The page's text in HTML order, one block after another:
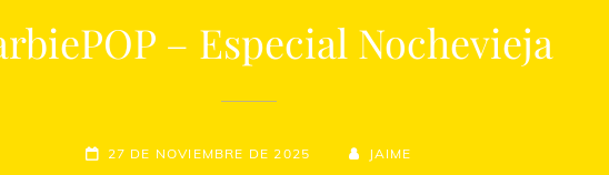
– Especial Nochevieja
27 DE NOVIEMBRE DE 2025 JAIME